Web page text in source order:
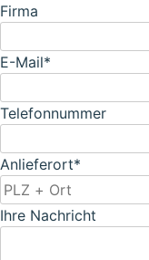
Firma
E-Mail*
Telefonnummer
Anlieferort*
Ihre Nachricht